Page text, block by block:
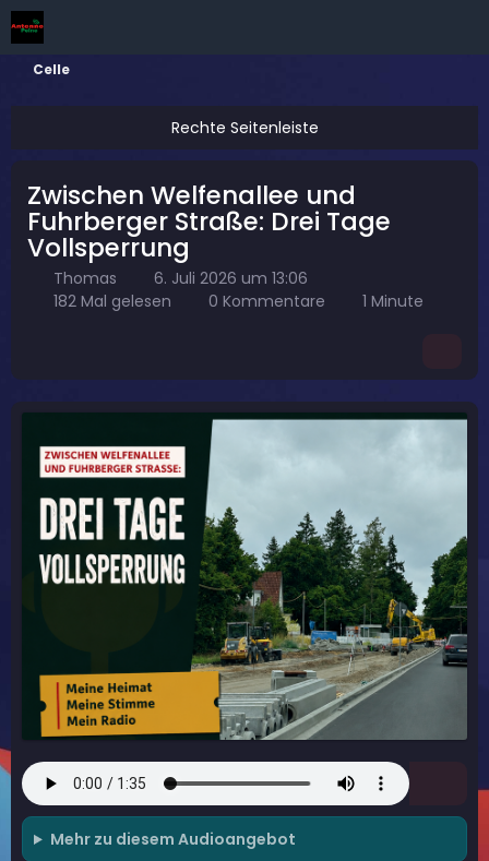
Celle
Zwischen Welfenallee und
Fuhrberger Straße: Drei Tage
Vollsperrung
Thomas
6. Juli 2026 um 13:06
182 Mal gelesen
0 Kommentare 1 Minute
Mehr zu diesem Audioangebot